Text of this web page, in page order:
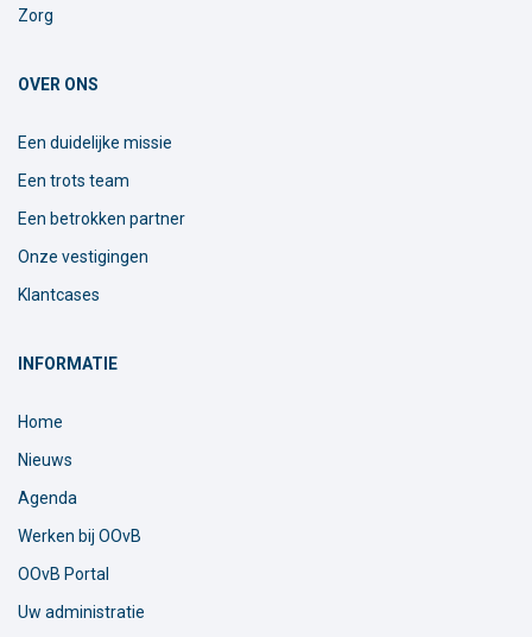
Zorg
OVER ONS
Een duidelijke missie
Een trots team
Een betrokken partner
Onze vestigingen
Klantcases
INFORMATIE
Home
Nieuws
Agenda
Werken bij OOvB
OOvB Portal
Uw administratie